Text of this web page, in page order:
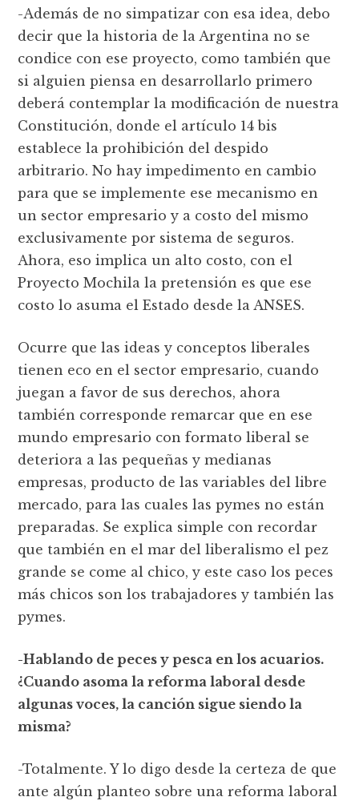
-Además de no simpatizar con esa idea, debo
decir que la historia de la Argentina no se
condice con ese proyecto, como también que
si alguien piensa en desarrollarlo primero
deberá contemplar la modificación de nuestra
Constitución, donde el artículo 14 bis
establece la prohibición del despido
arbitrario. No hay impedimento en cambio
para que se implemente ese mecanismo en
un sector empresario y a costo del mismo
exclusivamente por sistema de seguros.
Ahora, eso implica un alto costo, con el
Proyecto Mochila la pretensión es que ese
costo lo asuma el Estado desde la ANSES.
Ocurre que las ideas y conceptos liberales
tienen eco en el sector empresario, cuando
juegan a favor de sus derechos, ahora
también corresponde remarcar que en ese
mundo empresario con formato liberal se
deteriora a las pequeñas y medianas
empresas, producto de las variables del libre
mercado, para las cuales las pymes no están
preparadas. Se explica simple con recordar
que también en el mar del liberalismo el pez
grande se come al chico, y este caso los peces
más chicos son los trabajadores y también las
pymes.
-Hablando de peces y pesca en los acuarios.
¿Cuando asoma la reforma laboral desde
algunas voces, la canción sigue siendo la
misma?
-Totalmente. Y lo digo desde la certeza de que
ante algún planteo sobre una reforma laboral